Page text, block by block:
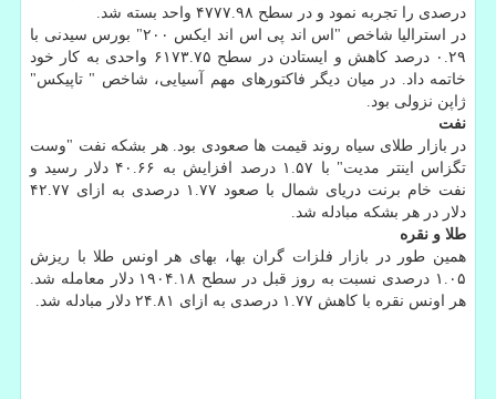
درصدی را تجربه نمود و در سطح ۴۷۷۷.۹۸ واحد بسته شد.
در استرالیا شاخص "اس اند پی اس اند ایکس ۲۰۰" بورس سیدنی با
۰.۲۹ درصد کاهش و ایستادن در سطح ۶۱۷۳.۷۵ واحدی به کار خود
خاتمه داد. در میان دیگر فاکتورهای مهم آسیایی، شاخص " تاپیکس"
ژاپن نزولی بود.
نفت
در بازار طلای سیاه روند قیمت ها صعودی بود. هر بشکه نفت "وست
تگزاس اینتر مدیت" با ۱.۵۷ درصد افزایش به ۴۰.۶۶ دلار رسید و
نفت خام برنت دریای شمال با صعود ۱.۷۷ درصدی به ازای ۴۲.۷۷
دلار در هر بشکه مبادله شد.
طلا و نقره
همین طور در بازار فلزات گران بها، بهای هر اونس طلا با ریزش
۱.۰۵ درصدی نسبت به روز قبل در سطح ۱۹۰۴.۱۸ دلار معامله شد.
هر اونس نقره با کاهش ۱.۷۷ درصدی به ازای ۲۴.۸۱ دلار مبادله شد.